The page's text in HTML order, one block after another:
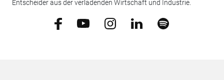
Entscheider aus der verladenden Wirtschaft und Industrie.